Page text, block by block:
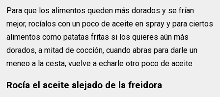
Para que los alimentos queden más dorados y se frían
mejor, rocíalos con un poco de aceite en spray y para ciertos
alimentos como patatas fritas si los quieres aún más
dorados, a mitad de cocción, cuando abras para darle un
meneo a la cesta, vuelve a echarle otro poco de aceite
Rocía el aceite alejado de la freidora